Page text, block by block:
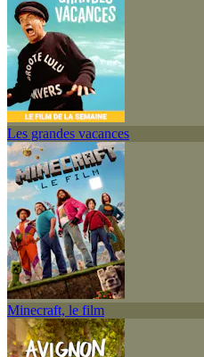
Les grandes vacances
Minecraft, le film